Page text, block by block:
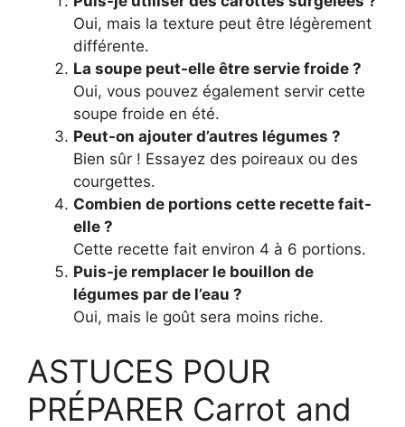
Oui, mais la texture peut être légèrement
différente.
La soupe peut-elle être servie froide ?
Oui, vous pouvez également servir cette
soupe froide en été.
Peut-on ajouter d’autres légumes ?
Bien sûr ! Essayez des poireaux ou des
courgettes.
Combien de portions cette recette fait-
elle ?
Cette recette fait environ 4 à 6 portions.
Puis-je remplacer le bouillon de
légumes par de l’eau ?
Oui, mais le goût sera moins riche.
ASTUCES POUR
PRÉPARER Carrot and